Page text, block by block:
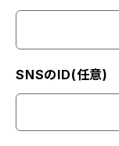
SNSのID(任意)